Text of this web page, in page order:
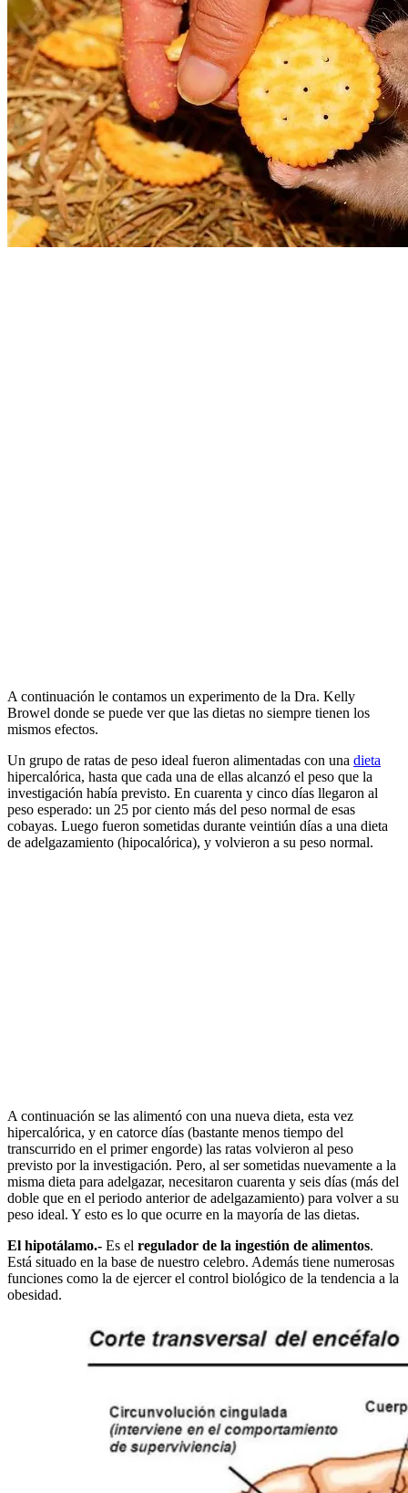
A continuación le contamos un experimento de la Dra. Kelly
Browel donde se puede ver que las dietas no siempre tienen los
mismos efectos.
Un grupo de ratas de peso ideal fueron alimentadas con una dieta
hipercalórica, hasta que cada una de ellas alcanzó el peso que la
investigación había previsto. En cuarenta y cinco días llegaron al
peso esperado: un 25 por ciento más del peso normal de esas
cobayas. Luego fueron sometidas durante veintiún días a una dieta
de adelgazamiento (hipocalórica), y volvieron a su peso normal.
A continuación se las alimentó con una nueva dieta, esta vez
hipercalórica, y en catorce días (bastante menos tiempo del
transcurrido en el primer engorde) las ratas volvieron al peso
previsto por la investigación. Pero, al ser sometidas nuevamente a la
misma dieta para adelgazar, necesitaron cuarenta y seis días (más del
doble que en el periodo anterior de adelgazamiento) para volver a su
peso ideal. Y esto es lo que ocurre en la mayoría de las dietas.
El hipotálamo.- Es el regulador de la ingestión de alimentos.
Está situado en la base de nuestro celebro. Además tiene numerosas
funciones como la de ejercer el control biológico de la tendencia a la
obesidad.